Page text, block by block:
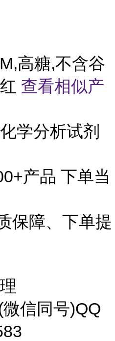
高糖,不含谷
查看相似产
学分析试剂
产品 下单当
保障、下单提
信同号)QQ